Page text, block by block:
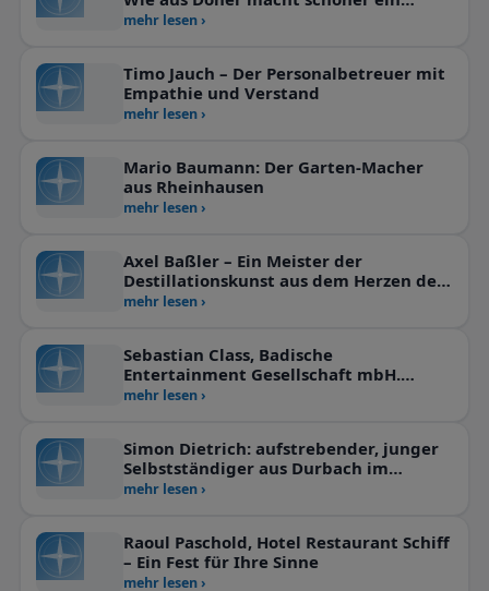
Kulturauftrag wurde
mehr lesen ›
Timo Jauch – Der Personalbetreuer mit
Empathie und Verstand
mehr lesen ›
Mario Baumann: Der Garten-Macher
aus Rheinhausen
mehr lesen ›
Axel Baßler – Ein Meister der
Destillationskunst aus dem Herzen der
Ortenau
mehr lesen ›
Sebastian Class, Badische
Entertainment Gesellschaft mbH.
Mensch Meier!
mehr lesen ›
Simon Dietrich: aufstrebender, junger
Selbstständiger aus Durbach im
Gespräch
mehr lesen ›
Raoul Paschold, Hotel Restaurant Schiff
– Ein Fest für Ihre Sinne
mehr lesen ›